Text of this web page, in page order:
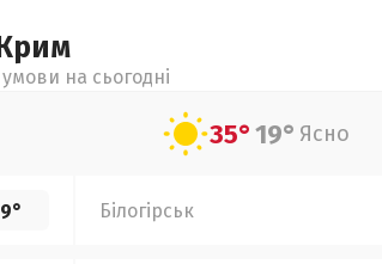
на сьогодні
35°19° Ясно
Білогірськ